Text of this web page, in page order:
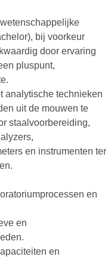
bij voorkeur
door ervaring
pluspunt,
analytische technieken
uit de mouwen te
staalvoorbereiding,
en instrumenten ter
en
en
en